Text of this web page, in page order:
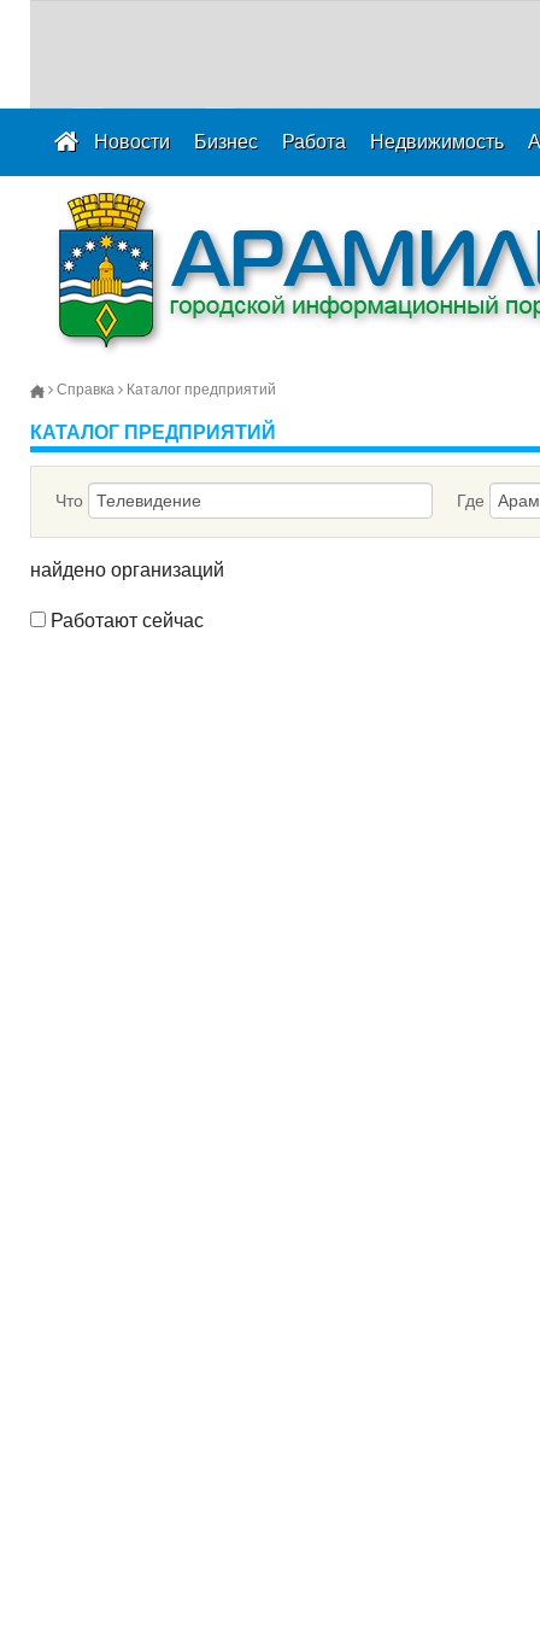
Новости Бизнес Работа Недвижимость
Справка Каталог предприятий
КАТАЛОГ ПРЕДПРИЯТИЙ
Что Где
найдено организаций
Работают сейчас